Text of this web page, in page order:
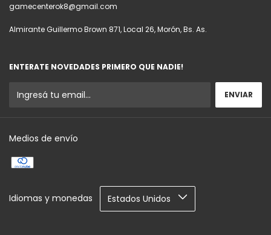
gamecenterok8@gmail.com
Almirante Guillermo Brown 871, Local 26, Morón, Bs. As.
ENTERATE NOVEDADES PRIMERO QUE NADIE!
Medios de envío
Idiomas y monedas